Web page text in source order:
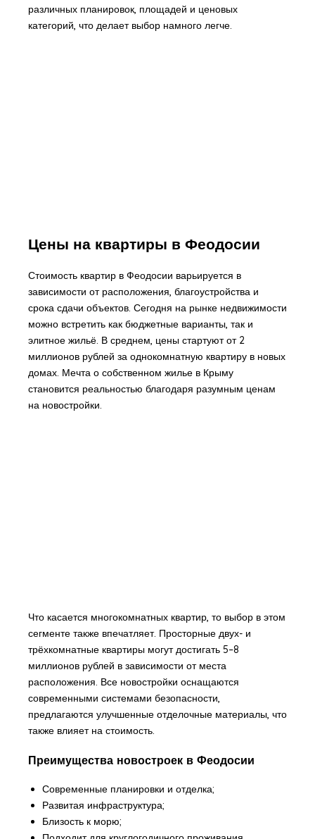
различных планировок, площадей и ценовых
категорий, что делает выбор намного легче.
Цены на квартиры в Феодосии
Стоимость квартир в Феодосии варьируется в
зависимости от расположения, благоустройства и
срока сдачи объектов. Сегодня на рынке недвижимости
можно встретить как бюджетные варианты, так и
элитное жильё. В среднем, цены стартуют от 2
миллионов рублей за однокомнатную квартиру в новых
домах. Мечта о собственном жилье в Крыму
становится реальностью благодаря разумным ценам
на новостройки.
Что касается многокомнатных квартир, то выбор в этом
сегменте также впечатляет. Просторные двух- и
трёхкомнатные квартиры могут достигать 5–8
миллионов рублей в зависимости от места
расположения. Все новостройки оснащаются
современными системами безопасности,
предлагаются улучшенные отделочные материалы, что
также влияет на стоимость.
Преимущества новостроек в Феодосии
Современные планировки и отделка;
Развитая инфраструктура;
Близость к морю;